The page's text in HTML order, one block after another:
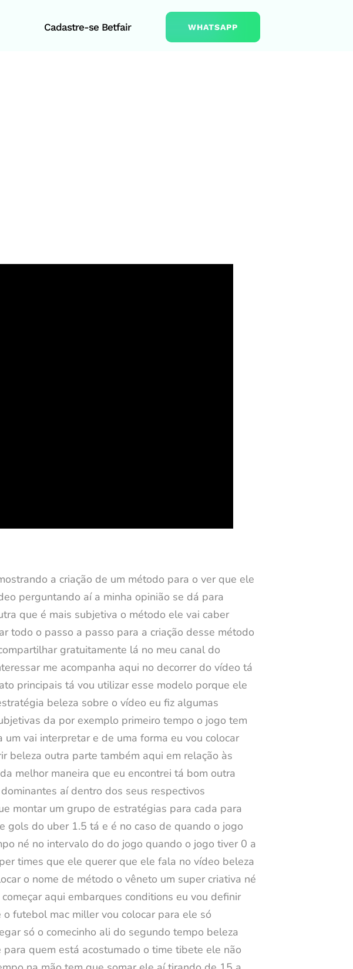
Cadastre-se Betfair WHATSAPP
a criação de um método para o ver que ele
perguntando aí a minha opinião se dá para
que é mais subjetiva o método ele vai caber
todo o passo a passo para a criação desse método
gratuitamente lá no meu canal do
me acompanha aqui no decorrer do vídeo tá
principais tá vou utilizar esse modelo porque ele
beleza sobre o vídeo eu fiz algumas
da por exemplo primeiro tempo o jogo tem
vai interpretar e de uma forma eu vou colocar
beleza outra parte também aqui em relação às
melhor maneira que eu encontrei tá bom outra
aí dentro dos seus respectivos
montar um grupo de estratégias para cada para
gols do uber 1.5 tá e é no caso de quando o jogo
né no intervalo do do jogo quando o jogo tiver 0 a
times que ele querer que ele fala no vídeo beleza
o nome de método o vêneto um super criativa né
aqui embarques conditions eu vou definir
futebol mac miller vou colocar para ele só
só o comecinho ali do segundo tempo beleza
quem está acostumado o time tibete ele não